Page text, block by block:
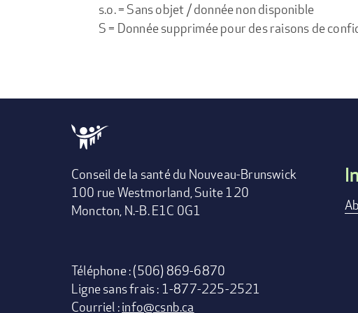
s.o. = Sans objet / donnée non disponible
S = Donnée supprimée pour des raisons de
Conseil de la santé du Nouveau-Brunswick
100 rue Westmorland, Suite 120
Moncton, N.-B. E1C 0G1
Téléphone : (506) 869-6870
Ligne sans frais : 1-877-225-2521
Courriel :info@csnb.ca